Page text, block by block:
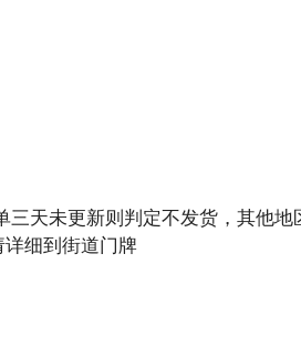
三天未更新则判定不发货，其他
细到街道门牌